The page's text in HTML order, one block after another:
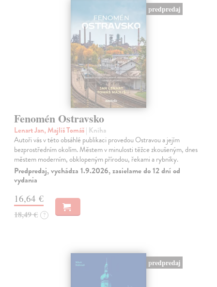
predpredaj
Fenomén Ostravsko
Lenart Jan, Majliš Tomáš| Kniha
Autoři vás v této obsáhlé publikaci provedou Ostravou a jejím
bezprostředním okolím. Městem v minulosti těžce zkoušeným, dnes
městem moderním, obklopeným přírodou, řekami a rybníky.
Predpredaj, vychádza 1.9.2026, zasielame do 12 dní od
vydania
16,64 €
18,49 € ?
predpredaj